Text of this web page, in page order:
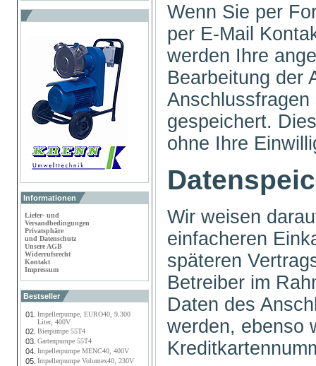
Informationen
Liefer- und
Versandbedingungen
Privatsphäre
und Datenschutz
Unsere AGB
Widerrufsrecht
Kontakt
Impressum
Bestseller
01.
Impellerpumpe, EURO40, 9.300
Liter, 400V
02. Bierpumpe 55T4
03. Gartenpumpe 55T4
04. Impellerpumpe MENC40, 400V
05. Impellerpumpe Volumex40, 230V
Wenn Sie per
per E-Mail
werden Ihre
Bearbeitung der
gespeichert.
ohne Ihre
Wir weisen
einfacheren
späteren
Betreiber im
Daten des
werden, ebenso